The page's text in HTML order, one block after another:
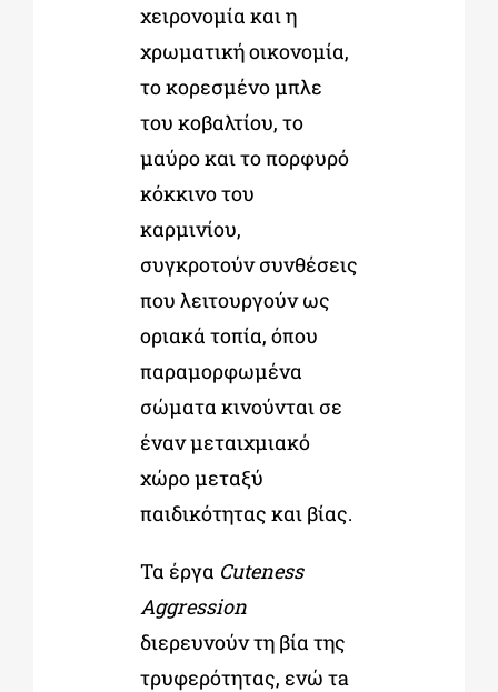
χειρονομία και η
χρωματική οικονομία,
το κορεσμένο μπλε
του κοβαλτίου, το
μαύρο και το πορφυρό
κόκκινο του
καρμινίου,
συγκροτούν συνθέσεις
που λειτουργούν ως
οριακά τοπία, όπου
παραμορφωμένα
σώματα κινούνται σε
έναν μεταιχμιακό
χώρο μεταξύ
παιδικότητας και βίας.
Τα έργα Cuteness
Aggression
διερευνούν τη βία της
τρυφερότητας, ενώ τa